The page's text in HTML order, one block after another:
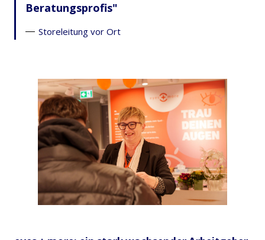
Beratungsprofis
Storeleitung vor Ort
JPG